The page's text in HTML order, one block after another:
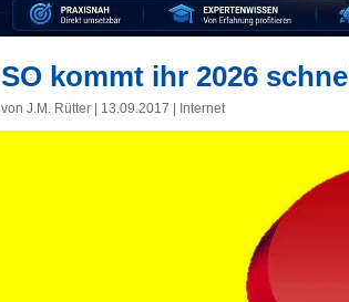
SO kommt ihr 2026
von J.M. Rütter 13.09.2017 Internet